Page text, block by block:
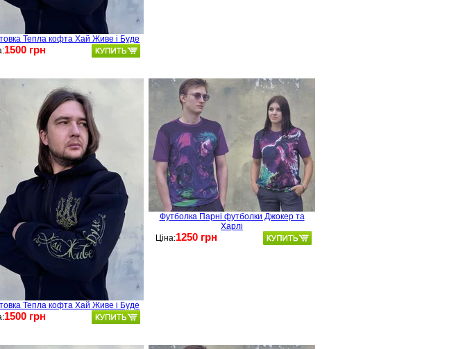
Тепла кофта Хай Живе і Буде
1500 грн
Тепла кофта Хай Живе і Буде
1500 грн
Футболка Парні футболки Джокер та
Харлі
Ціна:1250 грн